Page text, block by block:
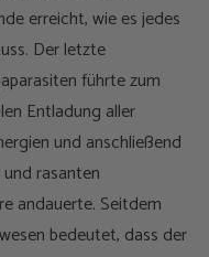
erreicht, wie es jedes
Der letzte
führte zum
Entladung aller
und anschließend
rasanten
andauerte. Seitdem
bedeutet, dass der